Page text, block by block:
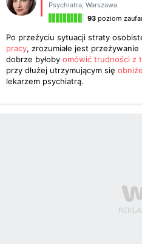
Psychiatra, Warszawa
93 poziom
Po przeżyciu sytuacji straty
pracy, zrozumiałe jest
dobrze byłoby omówić trudności z
przy dłużej utrzymującym się
lekarzem psychiatrą.